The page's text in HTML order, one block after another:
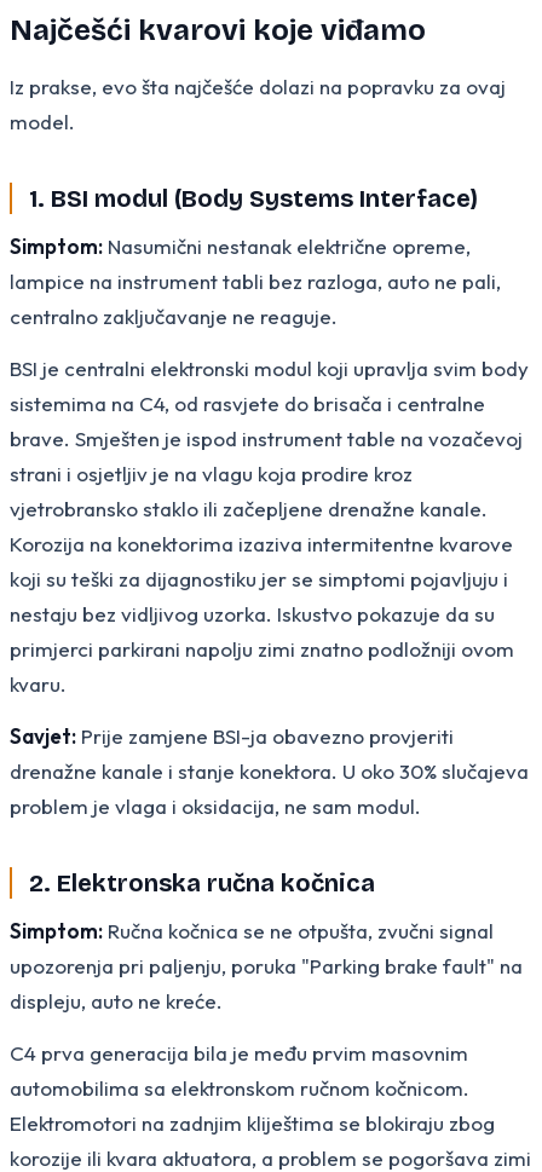
Najčešći kvarovi koje viđamo
Iz prakse, evo šta najčešće dolazi na popravku za ovaj
model.
1. BSI modul (Body Systems Interface)
Simptom: Nasumični nestanak električne opreme,
lampice na instrument tabli bez razloga, auto ne pali,
centralno zaključavanje ne reaguje.
BSI je centralni elektronski modul koji upravlja svim body
sistemima na C4, od rasvjete do brisača i centralne
brave. Smješten je ispod instrument table na vozačevoj
strani i osjetljiv je na vlagu koja prodire kroz
vjetrobransko staklo ili začepljene drenažne kanale.
Korozija na konektorima izaziva intermitentne kvarove
koji su teški za dijagnostiku jer se simptomi pojavljuju i
nestaju bez vidljivog uzorka. Iskustvo pokazuje da su
primjerci parkirani napolju zimi znatno podložniji ovom
kvaru.
Savjet: Prije zamjene BSI-ja obavezno provjeriti
drenažne kanale i stanje konektora. U oko 30% slučajeva
problem je vlaga i oksidacija, ne sam modul.
2. Elektronska ručna kočnica
Simptom: Ručna kočnica se ne otpušta, zvučni signal
upozorenja pri paljenju, poruka "Parking brake fault" na
displeju, auto ne kreće.
C4 prva generacija bila je među prvim masovnim
automobilima sa elektronskom ručnom kočnicom.
Elektromotori na zadnjim kliještima se blokiraju zbog
korozije ili kvara aktuatora, a problem se pogoršava zimi